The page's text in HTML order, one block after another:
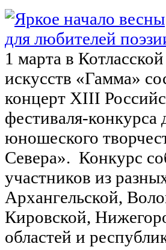
1 марта в
искусств «Гамма»
концерт ХIII
фестиваля-конкурса
юношеского
Севера». Конкурс
участников из
Архангельской,
Кировской,
областей и